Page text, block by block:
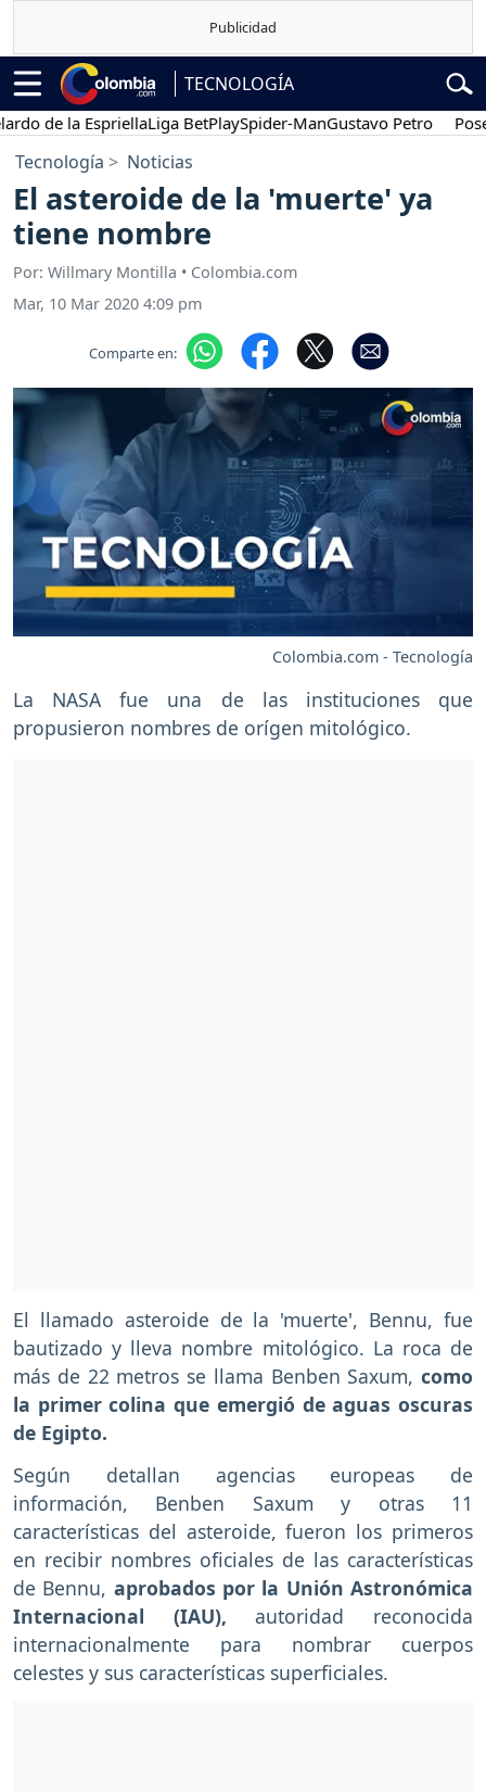
TECNOLOGÍA
de la EspriellaLiga BetPlaySpider-ManGustavo Petro
Tecnología Noticias
El asteroide de la 'muerte' ya
tiene nombre
Por: Willmary Montilla • Colombia.com
Mar, 10 Mar 2020 4:09 pm
Comparte en:
Colombia.com - Tecnología
La NASA fue una de las instituciones que
propusieron nombres de orígen mitológico.
El llamado asteroide de la 'muerte', Bennu, fue
bautizado y lleva nombre mitológico. La roca de
más de 22 metros se llama Benben Saxum, como
la primer colina que emergió de aguas oscuras
de Egipto.
Según detallan agencias europeas de
información, Benben Saxum y otras 11
características del asteroide, fueron los primeros
en recibir nombres oficiales de las características
de Bennu, aprobados por la Unión Astronómica
Internacional (IAU),autoridad reconocida
internacionalmente para nombrar cuerpos
celestes y sus características superficiales.